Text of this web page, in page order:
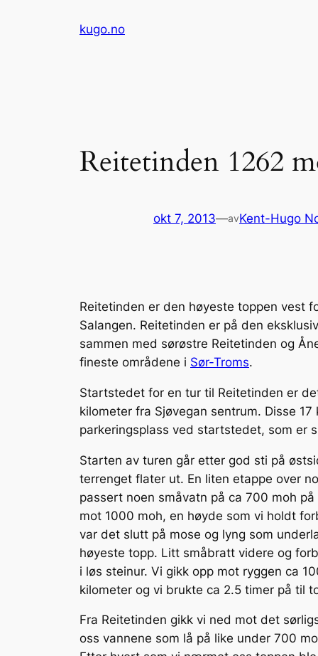
kugo.no
Reitetinden 1262
okt 7, 2013—avKent-Hugo
Reitetinden er den høyeste toppen vest
Salangen. Reitetinden er på den
sammen med sørøstre Reitetinden og
fineste områdene i Sør-Troms.
Startstedet for en tur til Reitetinden er
kilometer fra Sjøvegan sentrum. Disse
parkeringsplass ved startstedet, som er
Starten av turen går etter god sti på
terrenget flater ut. En liten etappe over
passert noen småvatn på ca 700 moh
mot 1000 moh, en høyde som vi holdt
var det slutt på mose og lyng som
høyeste topp. Litt småbratt videre og
i løs steinur. Vi gikk opp mot ryggen ca
kilometer og vi brukte ca 2.5 timer på til
Fra Reitetinden gikk vi ned mot det
oss vannene som lå på like under 700